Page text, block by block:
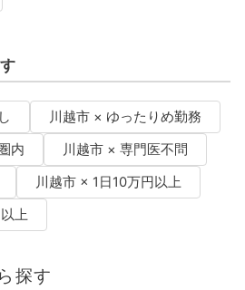
川越市 × ゆったりめ勤務
内
川越市 × 専門医不問
川越市 × 1日10万円以上
上
探す